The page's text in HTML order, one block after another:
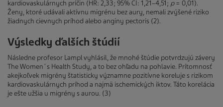
kardiovaskulárnych príčin (HR: 2,33; 95% CI: 1,21–4,51; p= 0,01).
Ženy, ktoré udávali aktívnu migrénu bez aury, nemali zvýšené riziko
žiadnych cievnych príhod alebo anginy pectoris (2).
Výsledky ďalších štúdií
Následne profesor Lampl vyhlásil, že mnohé štúdie potvrdzujú závery
The Women´s Health Study, a to bez ohľadu na pohlavie. Prítomnosť
akejkoľvek migrény štatisticky významne pozitívne koreluje s rizikom
kardiovaskulárnych príhod a najmä ischemických iktov. Táto korelácia
je ešte užšia u migrény s aurou. (3)